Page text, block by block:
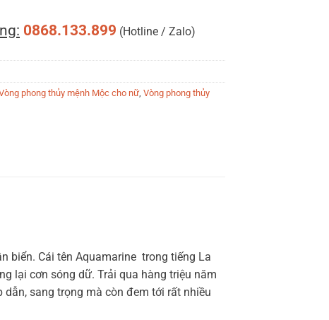
0868.133.899 (Hotline / Zalo)
phong thủy mệnh Mộc cho nữ, Vòng phong thủy
biển. Cái tên Aquamarine trong tiếng La
lại cơn sóng dữ. Trải qua hàng triệu năm
sang trọng mà còn đem tới rất nhiều